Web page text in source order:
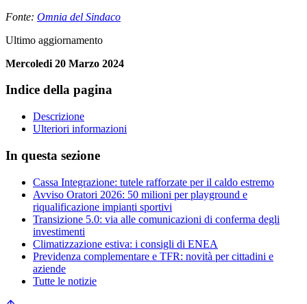
Fonte: Omnia del Sindaco
Ultimo aggiornamento
Mercoledi 20 Marzo 2024
Indice della pagina
Descrizione
Ulteriori informazioni
In questa sezione
Cassa Integrazione: tutele rafforzate per il caldo estremo
Avviso Oratori 2026: 50 milioni per playground e
riqualificazione impianti sportivi
Transizione 5.0: via alle comunicazioni di conferma degli
investimenti
Climatizzazione estiva: i consigli di ENEA
Previdenza complementare e TFR: novità per cittadini e
aziende
Tutte le notizie